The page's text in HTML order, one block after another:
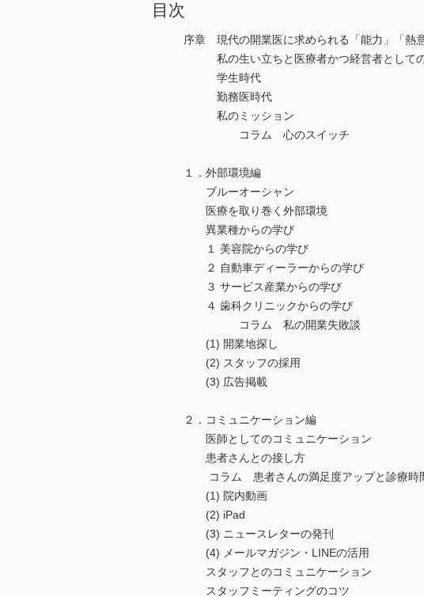
目次
序章 現代の開業医に求められる「能力」「熱
私の生い立ちと医療者かつ経営者として
学生時代
勤務医時代
私のミッション
コラム 心のスイッチ
１．外部環境編
ブルーオーシャン
医療を取り巻く外部環境
異業種からの学び
１ 美容院からの学び
２ 自動車ディーラーからの学び
３ サービス産業からの学び
４ 歯科クリニックからの学び
コラム 私の開業失敗談
(1) 開業地探し
(2) スタッフの採用
(3) 広告掲載
２．コミュニケーション編
医師としてのコミュニケーション
患者さんとの接し方
コラム 患者さんの満足度アップと診療時
(1) 院内動画
(2) iPad
(3) ニュースレターの発刊
(4) メールマガジン・LINEの活用
スタッフとのコミュニケーション
スタッフミーティングのコツ